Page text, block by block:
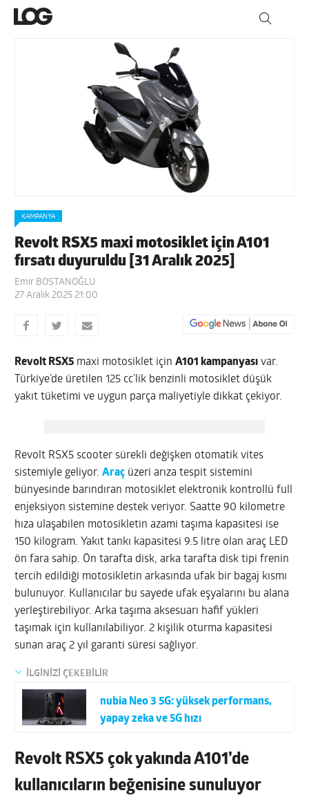
KAMPANYA
Revolt RSX5 maxi motosiklet için A101
fırsatı duyuruldu [31 Aralık 2025]
Emir BOSTANOĞLU
27 Aralık 2025 21:00
Revolt RSX5 maxi motosiklet içinA101 kampanyası var.
Türkiye’de üretilen 125 cc’lik benzinli motosiklet düşük
yakıt tüketimi ve uygun parça maliyetiyle dikkat çekiyor.
Revolt RSX5 scooter sürekli değişken otomatik vites
sistemiyle geliyor.Araç üzeri arıza tespit sistemini
bünyesinde barındıran motosiklet elektronik kontrollü full
enjeksiyon sistemine destek veriyor. Saatte 90 kilometre
hıza ulaşabilen motosikletin azami taşıma kapasitesi ise
150 kilogram. Yakıt tankı kapasitesi 9.5 litre olan araç LED
ön fara sahip. Ön tarafta disk, arka tarafta disk tipi frenin
tercih edildiği motosikletin arkasında ufak bir bagaj kısmı
bulunuyor. Kullanıcılar bu sayede ufak eşyalarını bu alana
yerleştirebiliyor. Arka taşıma aksesuarı hafif yükleri
taşımak için kullanılabiliyor. 2 kişilik oturma kapasitesi
sunan araç 2 yıl garanti süresi sağlıyor.
İLGİNİZİ ÇEKEBİLİR
nubia Neo 3 5G: yüksek performans,
yapay zeka ve 5G hızı
Revolt RSX5 çok yakında A101’de
kullanıcıların beğenisine sunuluyor